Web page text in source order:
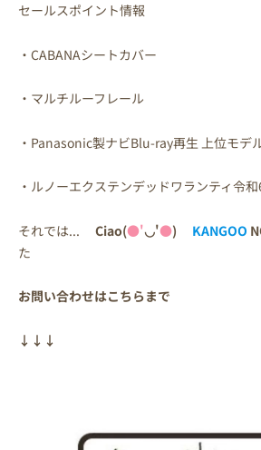
セールスポイント情報
・CABANAシートカバー
・マルチルーフレール
・Panasonic製ナビBlu-ray再生 上位モデ
・ルノーエクステンデッドワランティ令
それでは... Ciao(●'◡'●) KANGOO
た
お問い合わせはこちらまで
↓↓↓